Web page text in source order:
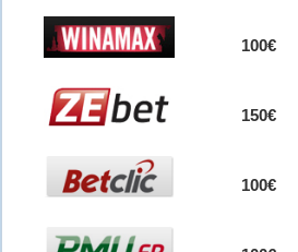
100€
150€
100€